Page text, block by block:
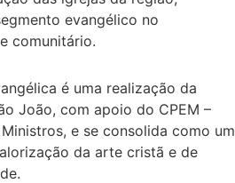
evangélico no
comunitário.
é uma realização da
João, com apoio do CPEM –
e se consolida como um
da arte cristã e de